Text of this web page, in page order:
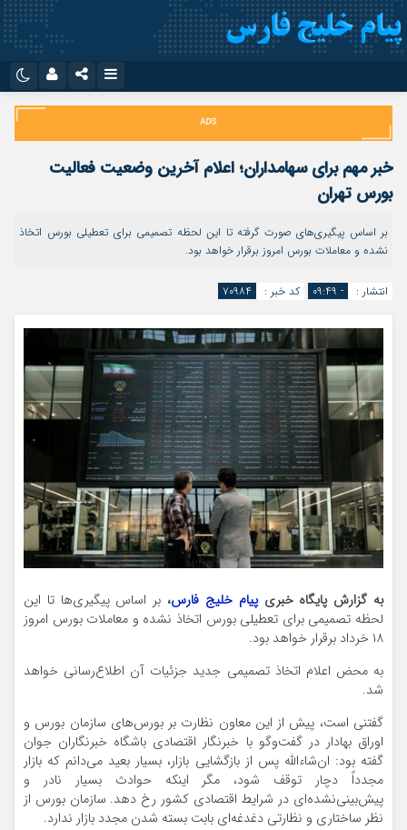
اینستاگرام
تلگرام
سروش
ایتا
آپارات
اپلیکیشن
نام کاربری یا نشانی ایمیل
رمز عبور
مرا به خاطر بسپار
خبر مهم برای سهامداران؛ اعلام آخرین وضعیت فعالیت
بورس تهران
بر اساس پیگیری‌های صورت گرفته تا این لحظه تصمیمی برای تعطیلی بورس اتخاذ
نشده و معاملات بورس امروز برقرار خواهد بود.
انتشار : - ۰۹:۴۹ کد خبر : ۷۰۹۸۴
به گزارش پایگاه خبریپیام خلیج فارس، بر اساس پیگیری‌ها تا این
لحظه تصمیمی برای تعطیلی بورس اتخاذ نشده و معاملات بورس امروز
۱۸ خرداد برقرار خواهد بود.
به محض اعلام اتخاذ تصمیمی جدید جزئیات آن اطلاع‌رسانی خواهد
شد.
گفتنی است، پیش از این معاون نظارت بر بورس‌های سازمان بورس و
اوراق بهادار در گفت‌وگو با خبرنگار اقتصادی باشگاه خبرنگاران جوان
گفته بود: ان‌شاءالله پس از بازگشایی بازار، بسیار بعید می‌دانم که بازار
مجدداً دچار توقف شود، مگر اینکه حوادث بسیار نادر و
پیش‌بینی‌نشده‌ای در شرایط اقتصادی کشور رخ دهد. سازمان بورس از
نظر ساختاری و نظارتی دغدغه‌ای بابت بسته شدن مجدد بازار ندارد.